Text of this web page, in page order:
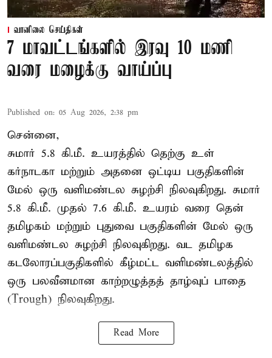
வானிலை செய்திகள்
7 மாவட்டங்களில் இரவு 10 மணி
வரை மழைக்கு வாய்ப்பு
Published on: 05 Aug 2026, 2:38 pm
சென்னை,
சுமார் 5.8 கி.மீ. உயரத்தில் தெற்கு உள்
கர்நாடகா மற்றும் அதனை ஒட்டிய பகுதிகளின்
மேல் ஒரு வளிமண்டல சுழற்சி நிலவுகிறது. சுமார்
5.8 கி.மீ. முதல் 7.6 கி.மீ. உயரம் வரை தென்
தமிழகம் மற்றும் புதுவை பகுதிகளின் மேல் ஒரு
வளிமண்டல சுழற்சி நிலவுகிறது. வட தமிழக
கடலோரப்பகுதிகளில் கீழ்மட்ட வளிமண்டலத்தில்
ஒரு பலவீனமான காற்றழுத்தத் தாழ்வுப் பாதை
(Trough) நிலவுகிறது.
Read More